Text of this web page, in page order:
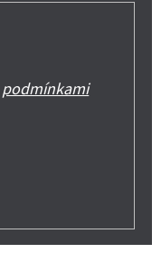
podmínkami